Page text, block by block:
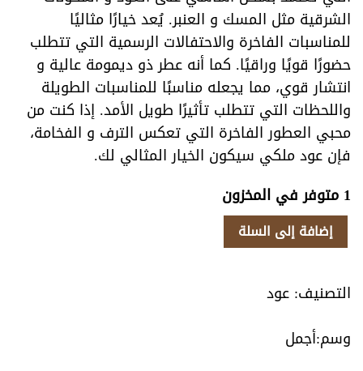
الشرقية مثل المسك و العنبر. يُعد خيارًا مثاليًا
للمناسبات الفاخرة والاحتفالات الرسمية التي تتطلب
حضورًا قويًا وراقيًا. كما أنه عطر ذو ديمومة عالية و
انتشار قوي، مما يجعله مناسبًا للمناسبات الطويلة
واللحظات التي تتطلب تأثيرًا طويل الأمد. إذا كنت من
محبي العطور الفاخرة التي تعكس الترف و الفخامة،
فإن عود ملكي سيكون الخيار المثالي لك.
1 متوفر في المخزون
كمية
عودإضافة إلى السلة
التصنيف: عود
أجمل